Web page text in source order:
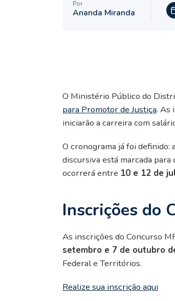
Por
Ananda Miranda
O Ministério Público do
para Promotor de Justiça. As
iniciarão a carreira com
O cronograma já foi definido:
discursiva está marcada para
ocorrerá entre 10 e 12 de
Inscrições do
As inscrições do Concurso
setembro e 7 de outubro
Federal e Territórios.
Realize sua inscrição aqui